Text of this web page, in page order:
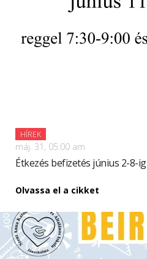
HÍREK
máj. 31, 05:00 am
Étkezés befizetés június 2-8-ig
Olvassa el a cikket